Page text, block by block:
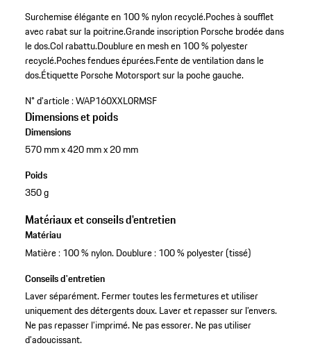
Surchemise élégante en 100 % nylon recyclé.Poches à soufflet
avec rabat sur la poitrine.Grande inscription Porsche brodée dans
le dos.Col rabattu.Doublure en mesh en 100 % polyester
recyclé.Poches fendues épurées.Fente de ventilation dans le
dos.Étiquette Porsche Motorsport sur la poche gauche.
N° d'article :WAP160XXL0RMSF
Dimensions et poids
Dimensions
570 mm x 420 mm x 20 mm
Poids
350 g
Matériaux et conseils d'entretien
Matériau
Matière : 100 % nylon. Doublure : 100 % polyester (tissé)
Conseils d'entretien
Laver séparément. Fermer toutes les fermetures et utiliser
uniquement des détergents doux. Laver et repasser sur l’envers.
Ne pas repasser l’imprimé. Ne pas essorer. Ne pas utiliser
d’adoucissant.